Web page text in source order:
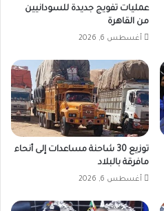
عمليات تفويج جديدة للسودانيين
من القاهرة
أغسطس 6, 2026
توزيع 30 شاحنة مساعدات إلى أنحاء
مافرقة بالبلاد
أغسطس 6, 2026